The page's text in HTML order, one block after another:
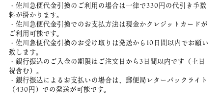
・佐川急便代金引換のご利用の場合は一律で330円の代引き手数
料が掛かります。
・佐川急便代金引換でのお支払方法は現金かクレジットカードが
ご利用可能です。
・佐川急便代金引換のお受け取りは発送から10日間以内でお願い
致します。
・銀行振込のご入金の期限はご注文日から3日間以内です（土日
祝含む）。
・銀行振込によるお支払いの場合は、郵便局レターパックライト
（430円）での発送が可能です。